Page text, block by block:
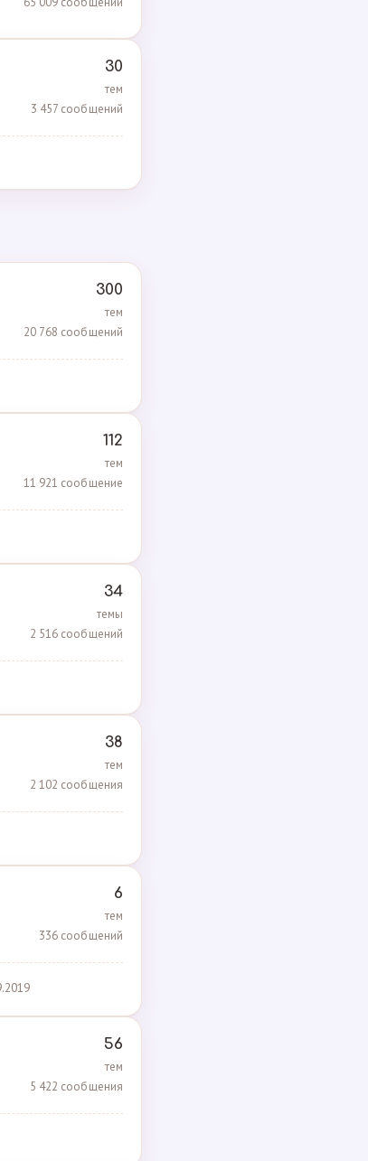
30
тем
3 457 сообщений
300
тем
20 768 сообщений
112
тем
11 921 сообщение
34
темы
2 516 сообщений
38
тем
2 102 сообщения
6
тем
336 сообщений
56
тем
5 422 сообщения